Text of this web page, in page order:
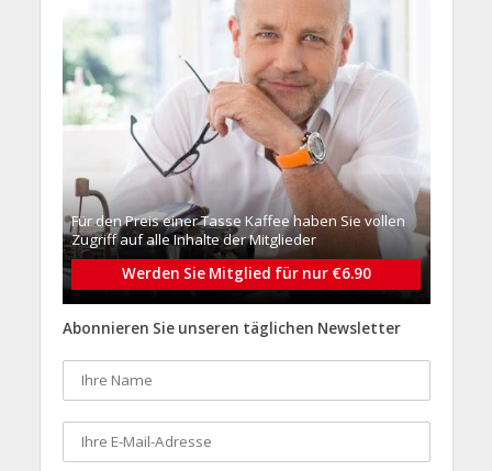
Für den Preis einer Tasse Kaffee haben Sie vollen
Zugriff auf alle Inhalte der Mitglieder
Werden Sie Mitglied für nur €6.90
Abonnieren Sie unseren täglichen Newsletter